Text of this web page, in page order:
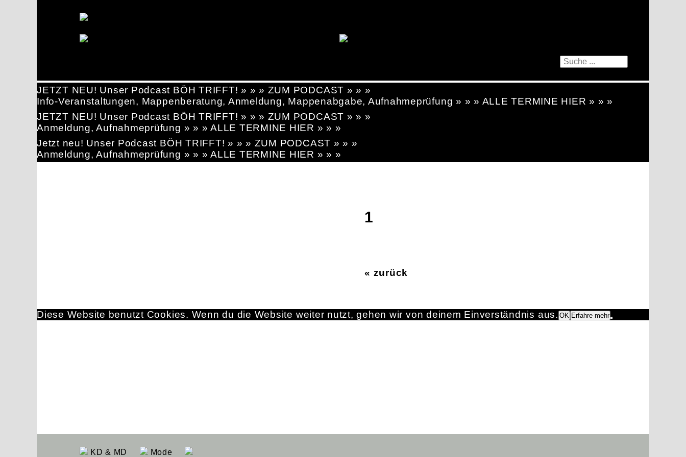
JETZT NEU! Unser Podcast BÖH TRIFFT! » » » ZUM PODCAST » » »
Info-Veranstaltungen, Mappenberatung, Anmeldung, Mappenabgabe, Aufnahmeprüfung » » » ALLE TERMINE HIER » » »
JETZT NEU! Unser Podcast BÖH TRIFFT! » » » ZUM PODCAST » » »
Anmeldung, Aufnahmeprüfung » » » ALLE TERMINE HIER » » »
Jetzt neu! Unser Podcast BÖH TRIFFT! » » » ZUM PODCAST » » »
Anmeldung, Aufnahmeprüfung » » » ALLE TERMINE HIER » » »
1
« zurück
KD & MD Mode
Diese Website benutzt Cookies. Wenn du die Website weiter nutzt, gehen wir von deinem Einverständnis aus. OK Erfahre mehr